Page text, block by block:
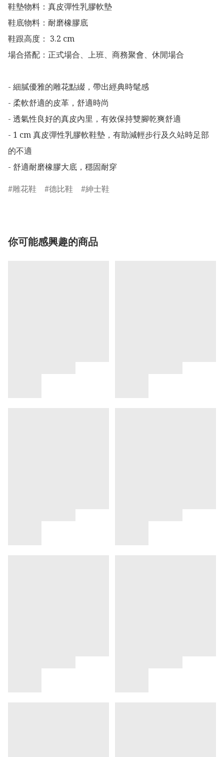
鞋墊物料：真皮彈性乳膠軟墊
鞋底物料：耐磨橡膠底
鞋跟高度： 3.2 cm
場合搭配：正式場合、上班、商務聚會、休閒場合
- 細膩優雅的雕花點綴，帶出經典時髦感
- 柔軟舒適的皮革，舒適時尚
- 透氣性良好的真皮內里，有效保持雙腳乾爽舒適
- 1 cm 真皮彈性乳膠軟鞋墊，有助減輕步行及久站時足部
的不適
- 舒適耐磨橡膠大底，穩固耐穿
雕花鞋
德比鞋 紳士鞋
你可能感興趣的商品